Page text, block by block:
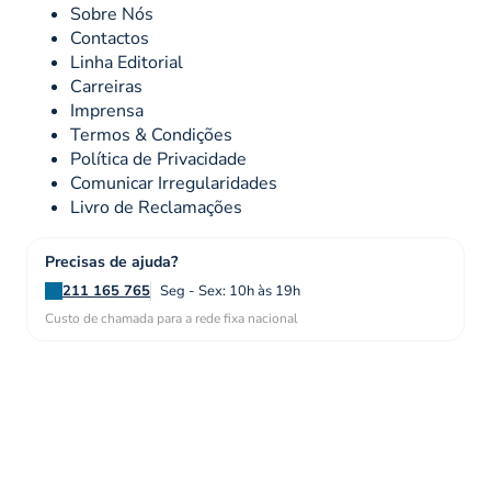
Sobre Nós
Contactos
Linha Editorial
Carreiras
Imprensa
Termos & Condições
Política de Privacidade
Comunicar Irregularidades
Livro de Reclamações
Precisas de ajuda?
211 165 765 Seg - Sex: 10h às 19h
Custo de chamada para a rede fixa nacional